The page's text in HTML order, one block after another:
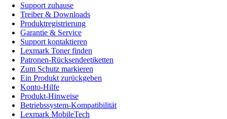
Support zuhause
Treiber & Downloads
Produktregistrierung
Garantie & Service
Support kontaktieren
Lexmark Toner finden
Patronen-Rücksendeetiketten
Zum Schutz markieren
Ein Produkt zurückgeben
Konto-Hilfe
Produkt-Hinweise
Betriebssystem-Kompatibilität
Lexmark MobileTech